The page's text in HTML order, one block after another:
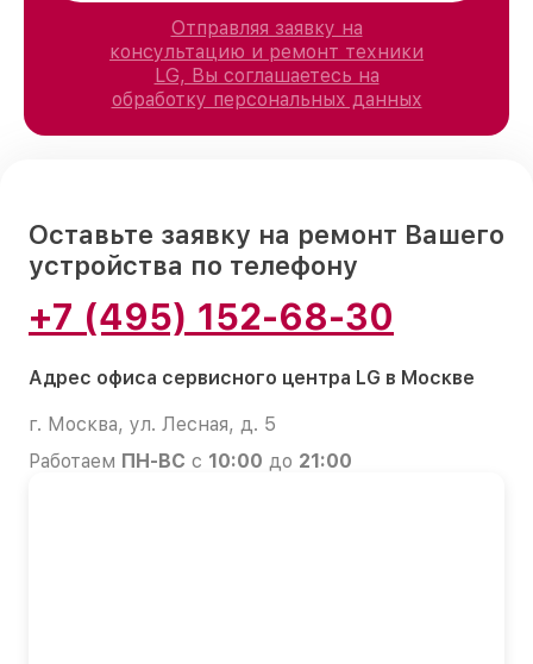
Отправляя заявку на
консультацию и ремонт техники
LG, Вы соглашаетесь на
обработку персональных данных
Оставьте заявку на ремонт Вашего
устройства по телефону
+7 (495) 152-68-30
Адрес офиса сервисного центра LG в Москве
г. Москва, ул. Лесная, д. 5
Работаем ПН-ВС с 10:00 до 21:00